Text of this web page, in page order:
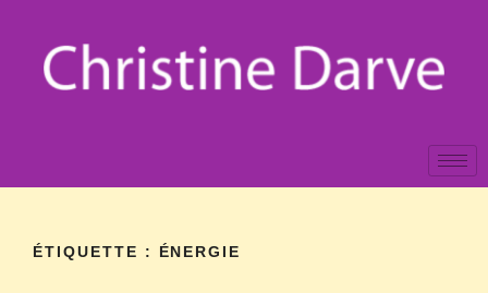
ÉTIQUETTE : ÉNERGIE